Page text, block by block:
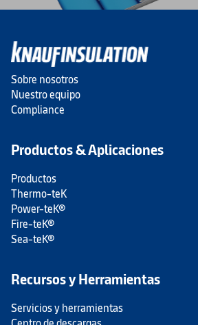
Sobre nosotros
Nuestro equipo
Compliance
Productos & Aplicaciones
Productos
Thermo-teK
Power-teK®
Fire-teK®
Sea-teK®
Recursos y Herramientas
Servicios y herramientas